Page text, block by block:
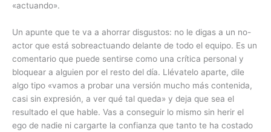
«actuando».
Un apunte que te va a ahorrar disgustos: no le digas a un no-
actor que está sobreactuando delante de todo el equipo. Es un
comentario que puede sentirse como una crítica personal y
bloquear a alguien por el resto del día. Llévatelo aparte, dile
algo tipo «vamos a probar una versión mucho más contenida,
casi sin expresión, a ver qué tal queda» y deja que sea el
resultado el que hable. Vas a conseguir lo mismo sin herir el
ego de nadie ni cargarte la confianza que tanto te ha costado